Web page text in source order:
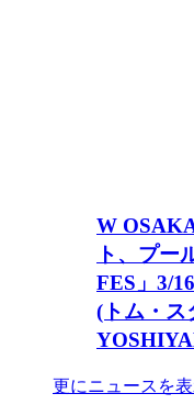
W
ト、プ
FES」3/
(トム・
更にニュースを